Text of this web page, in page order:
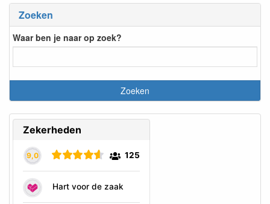
Zoeken
Waar ben je naar op zoek?